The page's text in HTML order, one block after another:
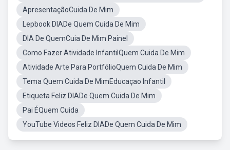
ApresentaçãoCuida De Mim
Lepbook DIADe Quem Cuida De Mim
DIA De QuemCuia De Mim Painel
Como Fazer Atividade InfantilQuem Cuida De Mim
Atividade Arte Para PortfólioQuem Cuida De Mim
Tema Quem Cuida De MimEducaçao Infantil
Etiqueta Feliz DIADe Quem Cuida De Mim
Pai ÉQuem Cuida
YouTube Videos Feliz DIADe Quem Cuida De Mim